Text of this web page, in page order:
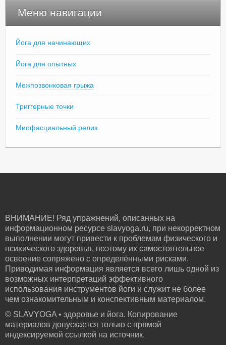
Меню навигации
Йога для начинающих
Йога для опытных
Межпозвонковая грыжа
Триггерные точки
Миофасциальный релиз
ВНИМАНИЕ! Ряд упражнений, описанных на
информационном ресурсе slavyoga.ru, при некорректном
выполнении могут привести к проблемам физического и
психического здоровья, поэтому их самостоятельное
освоение сопряжено с определёнными рисками.
Приводимая информация является всего лишь одной из
возможных интерпретаций эффективного
использования инструментов йоги и служит не более
чем ознакомительным и конспективным материалом.
© SLAVYOGA • здоровье и йога. Копирование
материалов допускается только с прямой
индексируемой ссылкой на источник.